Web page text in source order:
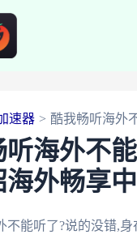
速器 酷我畅听海外
听海外不
海外畅享
不能听了?说的没错,